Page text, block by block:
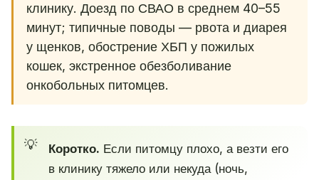
клинику. Доезд по СВАО в среднем 40–55
минут; типичные поводы — рвота и диарея
у щенков, обострение ХБП у пожилых
кошек, экстренное обезболивание
онкобольных питомцев.
Коротко. Если питомцу плохо, а везти его
в клинику тяжело или некуда (ночь,